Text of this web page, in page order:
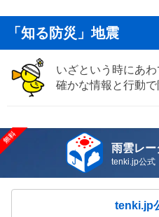
「知る防災」地震
いざという時にあ
確かな情報と行動
雨雲レー
tenki.jp公
tenki.jp